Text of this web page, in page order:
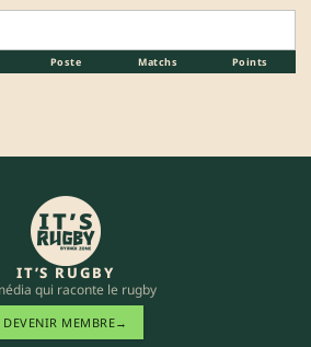
Poste Matchs Points
IT’S RUGBY
qui raconte le rugby
DEVENIR MEMBRE→